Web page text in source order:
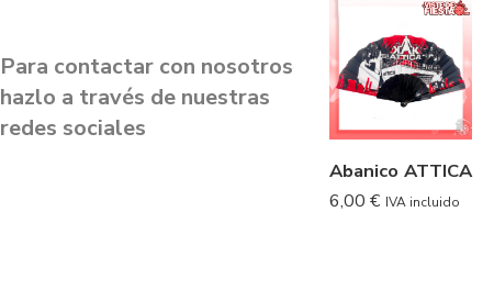
Para contactar con nosotros
hazlo a través de nuestras
redes sociales
Abanico ATTICA
6,00 € IVA incluido